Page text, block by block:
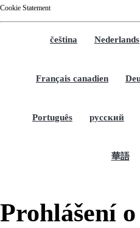
Cookie Statement
čeština Nederlands
Français canadien
Português русский
華語
Prohlášení